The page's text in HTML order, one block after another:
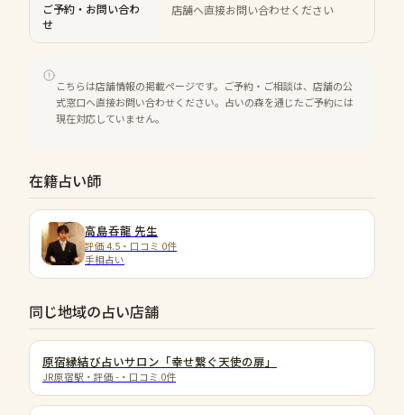
ご予約・お問い合わ
せ
店舗へ直接お問い合わせください
こちらは店舗情報の掲載ページです。ご予約・ご相談は、店舗の公
式窓口へ直接お問い合わせください。占いの森を通じたご予約には
現在対応していません。
在籍占い師
高島呑龍 先生
評価 4.5・口コミ 0件
手相占い
同じ地域の占い店舗
原宿縁結び占いサロン「幸せ繋ぐ天使の扉」
JR原宿駅 ・評価 - ・口コミ 0件